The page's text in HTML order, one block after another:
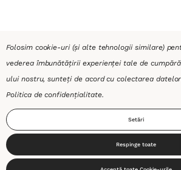
Folosim cookie-uri (și alte tehnologii similare)
vederea îmbunătățirii experienței tale de
ului nostru, sunteți de acord cu colectarea
Politica de confidențialitate.
Setări
Respinge toate